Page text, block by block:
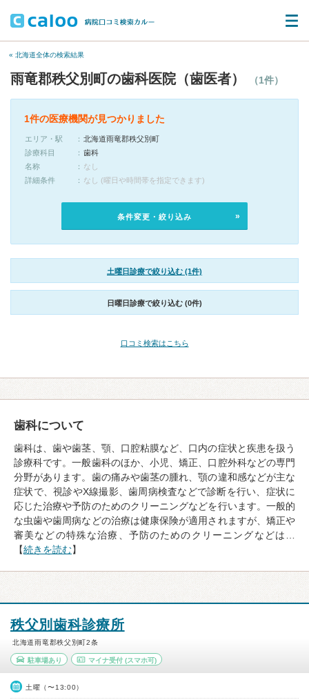
« 北海道全体の検索結果
雨竜郡秩父別町の歯科医院（歯医者） （1件）
1件の医療機関が見つかりました
エリア・駅
北海道雨竜郡秩父別町
診療科目
歯科
名称
なし
詳細条件
なし (曜日や時間帯を指定できます)
条件変更・絞り込み
土曜日診療で絞り込む (1件)
日曜日診療で絞り込む (0件)
口コミ検索はこちら
歯科について
歯科は、歯や歯茎、顎、口腔粘膜など、口内の症状と疾患を扱う
診療科です。一般歯科のほか、小児、矯正、口腔外科などの専門
分野があります。歯の痛みや歯茎の腫れ、顎の違和感などが主な
症状で、視診やX線撮影、歯周病検査などで診断を行い、症状に
応じた治療や予防のためのクリーニングなどを行います。一般的
な虫歯や歯周病などの治療は健康保険が適用されますが、矯正や
審美などの特殊な治療、予防のためのクリーニングなどは…
【続きを読む】
秩父別歯科診療所
北海道雨竜郡秩父別町2条
駐車場あり マイナ受付(スマホ可)
土曜（〜13:00）